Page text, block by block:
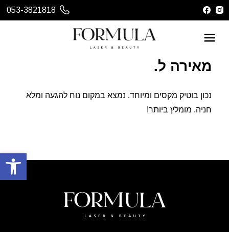
פתח
053-3821818
מאירה ל.
נכון בוטיק מקסים ומיוחד. נמצא במקום נוח להגעה ומלא
חניה. מומלץ ביותר!